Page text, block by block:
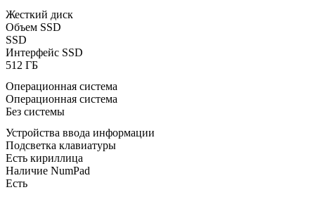
Жесткий диск
Объем SSD
SSD
Интерфейс SSD
512 ГБ
Операционная система
Операционная система
Без системы
Устройства ввода информации
Подсветка клавиатуры
Есть кириллица
Наличие NumPad
Есть